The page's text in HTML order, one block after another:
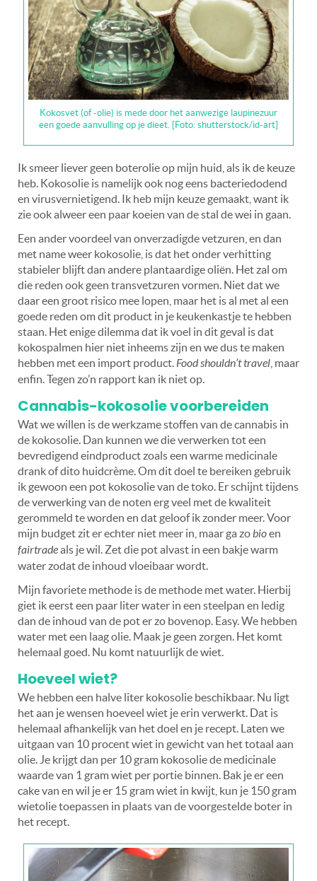
Kokosvet (of -olie) is mede door het aanwezige laupinezuur
een goede aanvulling op je dieet. [Foto: shutterstock/id-art]
Ik smeer liever geen boterolie op mijn huid, als ik de keuze
heb. Kokosolie is namelijk ook nog eens bacteriedodend
en virusvernietigend. Ik heb mijn keuze gemaakt, want ik
zie ook alweer een paar koeien van de stal de wei in gaan.
Een ander voordeel van onverzadigde vetzuren, en dan
met name weer kokosolie, is dat het onder verhitting
stabieler blijft dan andere plantaardige oliën. Het zal om
die reden ook geen transvetzuren vormen. Niet dat we
daar een groot risico mee lopen, maar het is al met al een
goede reden om dit product in je keukenkastje te hebben
staan. Het enige dilemma dat ik voel in dit geval is dat
kokospalmen hier niet inheems zijn en we dus te maken
hebben met een import product. Food shouldn’t travel , maar
enfin. Tegen zo’n rapport kan ik niet op.
Cannabis-kokosolie voorbereiden
Wat we willen is de werkzame stoffen van de cannabis in
de kokosolie. Dan kunnen we die verwerken tot een
bevredigend eindproduct zoals een warme medicinale
drank of dito huidcrème. Om dit doel te bereiken gebruik
ik gewoon een pot kokosolie van de toko. Er schijnt tijdens
de verwerking van de noten erg veel met de kwaliteit
gerommeld te worden en dat geloof ik zonder meer. Voor
mijn budget zit er echter niet meer in, maar ga zobioen
fairtradeals je wil. Zet die pot alvast in een bakje warm
water zodat de inhoud vloeibaar wordt.
Mijn favoriete methode is de methode met water. Hierbij
giet ik eerst een paar liter water in een steelpan en ledig
dan de inhoud van de pot er zo bovenop. Easy. We hebben
water met een laag olie. Maak je geen zorgen. Het komt
helemaal goed. Nu komt natuurlijk de wiet.
Hoeveel wiet?
We hebben een halve liter kokosolie beschikbaar. Nu ligt
het aan je wensen hoeveel wiet je erin verwerkt. Dat is
helemaal afhankelijk van het doel en je recept. Laten we
uitgaan van 10 procent wiet in gewicht van het totaal aan
olie. Je krijgt dan per 10 gram kokosolie de medicinale
waarde van 1 gram wiet per portie binnen. Bak je er een
cake van en wil je er 15 gram wiet in kwijt, kun je 150 gram
wietolie toepassen in plaats van de voorgestelde boter in
het recept.